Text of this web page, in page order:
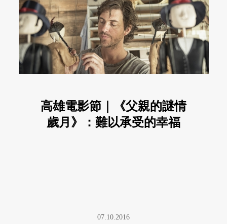
高雄電影節｜《父親的謎情
歲月》：難以承受的幸福
07.10.2016